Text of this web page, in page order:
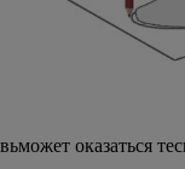
оказаться